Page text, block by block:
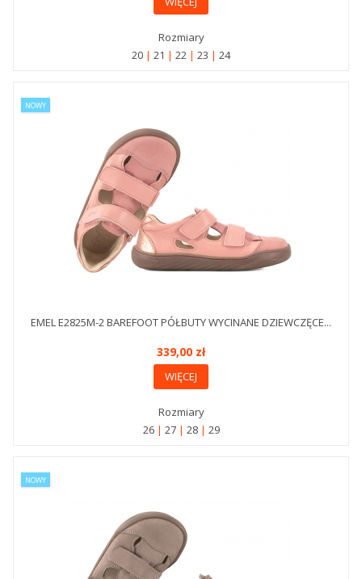
Rozmiary
20
21 22 23 24
NOWY
EMEL E2825M-2 BAREFOOT PÓŁBUTY WYCINANE DZIEWCZĘCE...
339,00 zł
WIĘCEJ
Rozmiary
26
27 28 29
NOWY